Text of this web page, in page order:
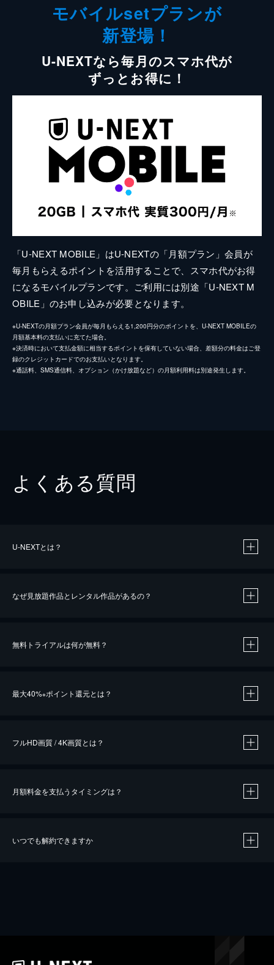
モバイルsetプランが
新登場！
U-NEXTなら毎月のスマホ代が
ずっとお得に！
「U-NEXT MOBILE」はU-NEXTの「月額プラン」会員が
毎月もらえるポイントを活用することで、スマホ代がお得
になるモバイルプランです。ご利用には別途「U-NEXT M
OBILE」のお申し込みが必要となります。
※U-NEXTの月額プラン会員が毎月もらえる1,200円分のポイントを、U-NEXT MOBILEの
月額基本料の支払いに充てた場合。
※決済時において支払金額に相当するポイントを保有していない場合、差額分の料金はご登
録のクレジットカードでのお支払いとなります。
※通話料、SMS通信料、オプション（かけ放題など）の月額利用料は別途発生します。
よくある質問
U-NEXTとは？
なぜ見放題作品とレンタル作品があるの？
無料トライアルは何が無料？
最大40%※ポイント還元とは？
※40％ポイント還元の対象は、クレジットカード決済による作品の購入 / レンタルです。
iOSアプリのUコイン決済による作品の購入 / レンタルは、20％のポイント還元です。
フルHD画質 / 4K画質とは？
月額料金を支払うタイミングは？
いつでも解約できますか